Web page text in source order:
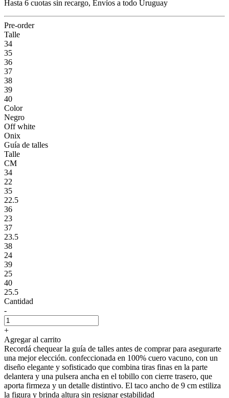
Hasta 6 cuotas sin recargo, Envíos a todo Uruguay
Pre-order
Talle
34
35
36
37
38
39
40
Color
Negro
Off white
Onix
Guía de talles
Talle
CM
34
22
35
22.5
36
23
37
23.5
38
24
39
25
40
25.5
Cantidad
-
+
Agregar al carrito
Recordá chequear la guía de talles antes de comprar para asegurarte
una mejor elección. confeccionada en 100% cuero vacuno, con un
diseño elegante y sofisticado que combina tiras finas en la parte
delantera y una pulsera ancha en el tobillo con cierre trasero, que
aporta firmeza y un detalle distintivo. El taco ancho de 9 cm estiliza
la figura y brinda altura sin resignar estabilidad